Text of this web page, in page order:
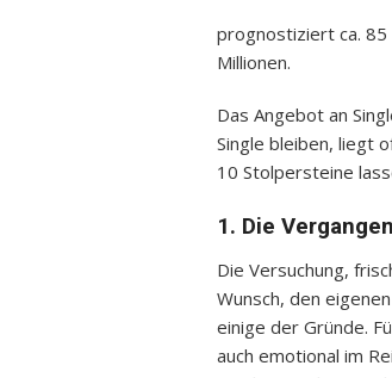
prognostiziert ca. 85
Millionen.
Das Angebot an
Single bleiben, liegt
10 Stolpersteine
1. Die
Die Versuchung,
Wunsch, den
einige der Gründe.
auch emotional im